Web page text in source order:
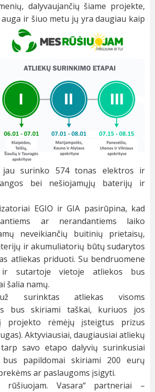
dalyvaujančių šiame projekte,
ir šiuo metu jų yra daugiau kaip
jau surinko 574 tonas elektros ir
bei nešiojamųjų baterijų ir
EGIO ir GIA pasirūpina, kad
ar nerandantiems laiko
neveikiančių buitinių prietaisų,
ir akumuliatorių būtų sudarytos
atliekas priduoti. Su bendruomene
sutartoje vietoje atliekos bus
šalia namų.
surinktas atliekas visoms
bus skiriami taškai, kuriuos jos
projekto rėmėjų įsteigtus prizus
Aktyviausiai, daugiausiai atliekų
savo etapo dalyvių surinkusiai
bus papildomai skiriami 200 eurų
ar paslaugoms įsigyti.
rūšiuojam. Vasara“ partneriai –